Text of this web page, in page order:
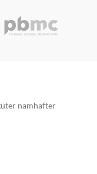
namhafter